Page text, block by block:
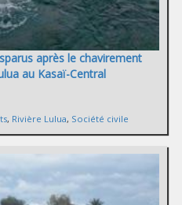
après le chavirement
au Kasaï-Central
, Rivière Lulua, Société civile